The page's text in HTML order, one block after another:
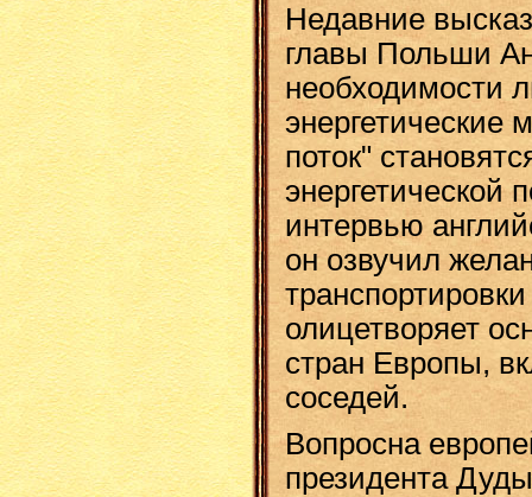
Недавние
главы Польши
необходимости
поток"
энергетической
интервью
он озвучил
олицетворяет
стран Европы,
соседей.
Вопросна
президента Дуды